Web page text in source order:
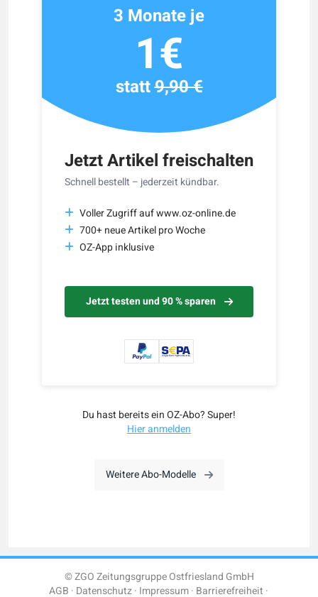
Jetzt Artikel freischalten
Schnell bestellt – jederzeit kündbar.
Voller Zugriff auf www.oz-online.de
700+ neue Artikel pro Woche
OZ-App inklusive
Jetzt testen und 90 % sparen
3 Monate je
1€
statt9,90 €
Du hast bereits ein OZ-Abo? Super!
Hier anmelden
Weitere Abo-Modelle
© ZGO Zeitungsgruppe Ostfriesland GmbH
AGB Datenschutz Impressum Barrierefreiheit